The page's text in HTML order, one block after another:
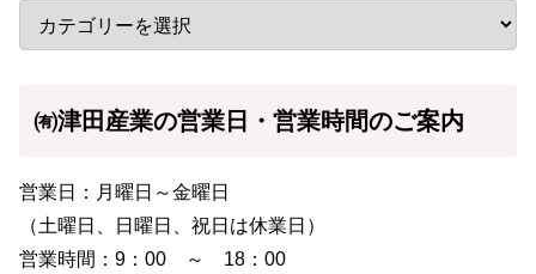
㈲津田産業の営業日・営業時間のご案内
営業日：月曜日～金曜日
（土曜日、日曜日、祝日は休業日）
営業時間：9：00 ～ 18：00